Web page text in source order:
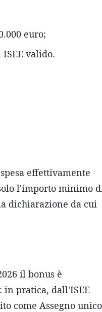
euro;
valido.
effettivamente
l'importo minimo
dichiarazione da cui
il bonus è
: in pratica, dall'ISEE
come Assegno